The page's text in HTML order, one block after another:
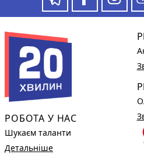
РОБОТА У НАС
Шукаєм таланти
Детальніше